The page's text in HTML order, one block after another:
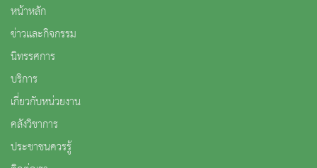
หน้าหลัก
ข่าวและกิจกรรม
นิทรรศการ
บริการ
เกี่ยวกับหน่วยงาน
คลังวิชาการ
ประชาชนควรรู้